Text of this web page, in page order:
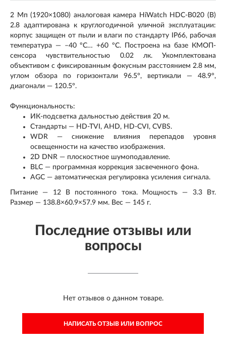
2 Мп (1920×1080) аналоговая камера HiWatch HDC-B020 (B)
2.8 адаптирована к круглогодичной уличной эксплуатации:
корпус защищен от пыли и влаги по стандарту IP66, рабочая
температура — –40 ºC… +60 ºC. Построена на базе КМОП-
сенсора чувствительностью 0.02 лк. Укомплектована
объективом с фиксированным фокусным расстоянием 2.8 мм,
углом обзора по горизонтали 96.5°, вертикали — 48.9°,
диагонали — 120.5°.
Функциональность:
ИК-подсветка дальностью действия 20 м.
Стандарты — HD-TVI, AHD, HD-CVI, CVBS.
WDR — снижение влияния перепадов уровня
освещенности на качество изображения.
2D DNR — плоскостное шумоподавление.
BLC — программная коррекция засвеченного фона.
AGC — автоматическая регулировка усиления сигнала.
Питание — 12 В постоянного тока. Мощность — 3.3 Вт.
Размер — 138.8×60.9×57.9 мм. Вес — 145 г.
Последние отзывы или
вопросы
Нет отзывов о данном товаре.
НАПИСАТЬ ОТЗЫВ ИЛИ ВОПРОС